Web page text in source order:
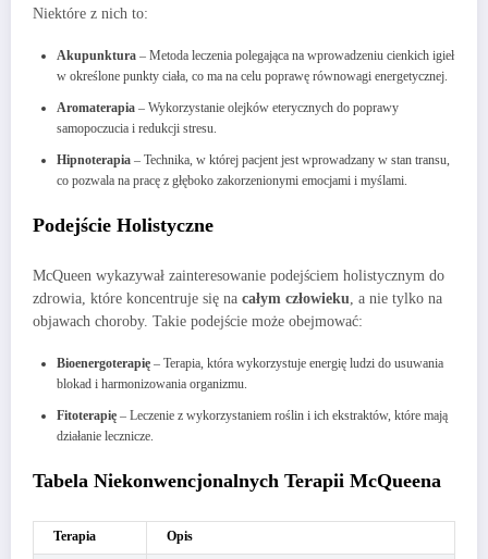
Niektóre z nich to:
Akupunktura – Metoda leczenia polegająca na wprowadzeniu cienkich igieł
w określone punkty ciała, co ma na celu poprawę równowagi energetycznej.
Aromaterapia – Wykorzystanie olejków eterycznych do poprawy
samopoczucia i redukcji stresu.
Hipnoterapia – Technika, w której pacjent jest wprowadzany w stan transu,
co pozwala na pracę z głęboko zakorzenionymi emocjami i myślami.
Podejście Holistyczne
McQueen wykazywał zainteresowanie podejściem holistycznym do
zdrowia, które koncentruje się na całym człowieku, a nie tylko na
objawach choroby. Takie podejście może obejmować:
Bioenergoterapię – Terapia, która wykorzystuje energię ludzi do usuwania
blokad i harmonizowania organizmu.
Fitoterapię – Leczenie z wykorzystaniem roślin i ich ekstraktów, które mają
działanie lecznicze.
Tabela Niekonwencjonalnych Terapii McQueena
Terapia Opis